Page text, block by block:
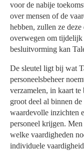
voor de nabije
over mensen of de
hebben, zullen ze
overwegen om tijdelijk
besluitvorming kan
De sleutel ligt bij wat
personeelsbeheer
verzamelen, in kaart te
groot deel al binnen
waardevolle inzichten
personeel krijgen.
welke vaardigheden
individuele